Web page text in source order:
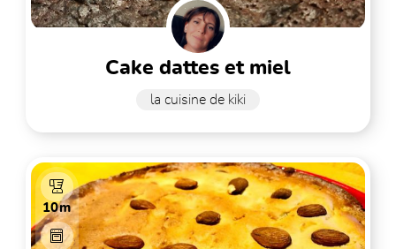
cake dattes et miel
la cuisine de kiki
10m